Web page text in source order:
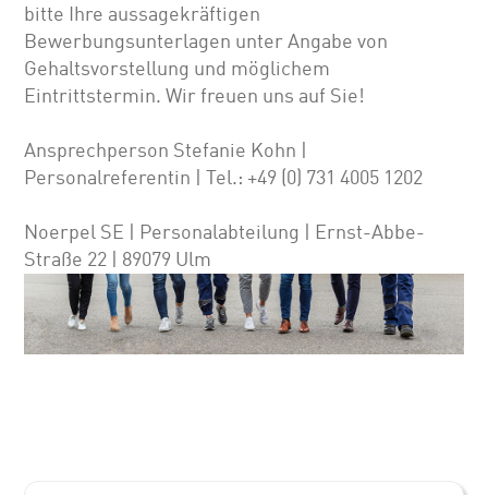
bitte Ihre aussagekräftigen
Bewerbungsunterlagen unter Angabe von
Gehalts­vor­stellung und möglichem
Eintrittstermin. Wir freuen uns auf Sie!
Ansprechperson Stefanie Kohn |
Personalreferentin | Tel.: +49 (0) 731 4005 1202
Noerpel SE | Personalabteilung | Ernst-Abbe-
Straße 22 | 89079 Ulm